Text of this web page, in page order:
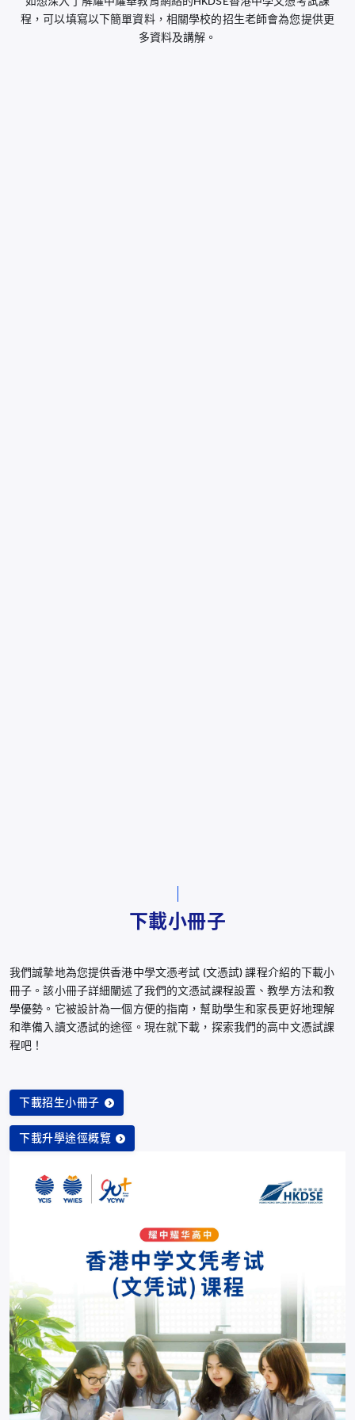
程，可以填寫以下簡單資料，相關學校的招生老師會為您提供更
多資料及講解。
下載小冊子
我們誠摯地為您提供香港中學文憑考試 (文憑試) 課程介紹的下載小
冊子。該小冊子詳細闡述了我們的文憑試課程設置、教學方法和教
學優勢。它被設計為一個方便的指南，幫助學生和家長更好地理解
和準備入讀文憑試的途徑。現在就下載，探索我們的高中文憑試課
程吧！
下載招生小冊子
下載升學途徑概覽